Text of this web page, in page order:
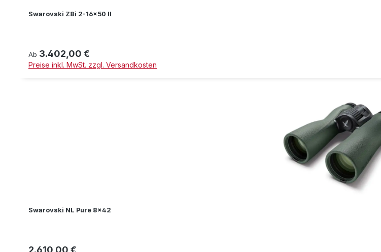
Swarovski Z8i 2-16x50 II
Regulärer Preis:
Ab 3.402,00 €
Preise inkl. MwSt. zzgl. Versandkosten
Swarovski NL Pure 8x42
Regulärer Preis:
2.610,00 €